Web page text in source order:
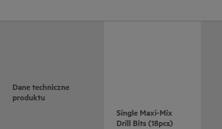
Dane techniczne
produktu
Single Maxi-Mix
Drill Bits (18pcs)